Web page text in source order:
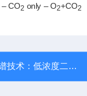
– CO2 only – O2+CO2
低浓度二氧化碳的测量